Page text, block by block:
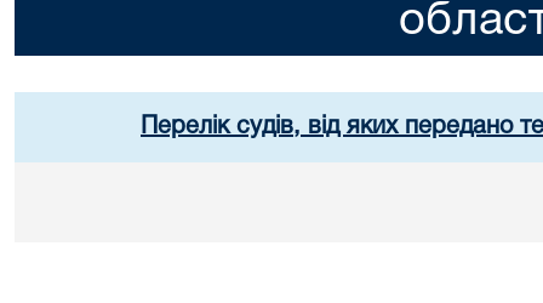
Перелік судів, від яких передано